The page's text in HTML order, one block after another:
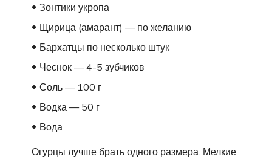
Зонтики укропа
Щирица (амарант) — по желанию
Бархатцы по несколько штук
Чеснок — 4-5 зубчиков
Соль — 100 г
Водка — 50 г
Вода
Огурцы лучше брать одного размера. Мелкие